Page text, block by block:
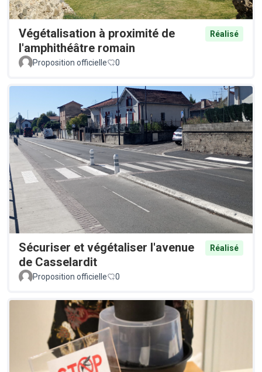
Végétalisation à proximité de
l'amphithéâtre romain
Réalisé
Proposition officielle 0
Sécuriser et végétaliser l'avenue
de Casselardit
Réalisé
Proposition officielle 0